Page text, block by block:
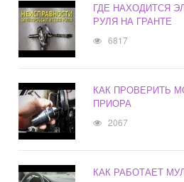
ГДЕ НАХОДИТСЯ
РУЛЯ НА ГРАНТЕ
6817
КАК ПРОВЕРИТЬ
ПРИОРА
2067
КАК РАБОТАЕТ